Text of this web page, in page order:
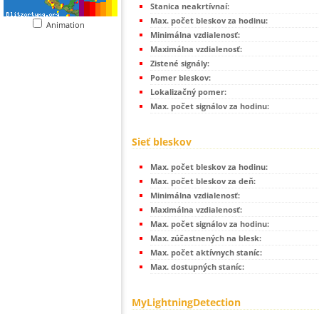
Animation
Stanica neakrtívnaí:
Max. počet bleskov za hodinu:
Minimálna vzdialenosť:
Maximálna vzdialenosť:
Zistené signály:
Pomer bleskov:
Lokalizačný pomer:
Max. počet signálov za hodinu:
Sieť bleskov
Max. počet bleskov za hodinu:
Max. počet bleskov za deň:
Minimálna vzdialenosť:
Maximálna vzdialenosť:
Max. počet signálov za hodinu:
Max. zúčastnených na blesk:
Max. počet aktívnych staníc:
Max. dostupných staníc:
MyLightningDetection